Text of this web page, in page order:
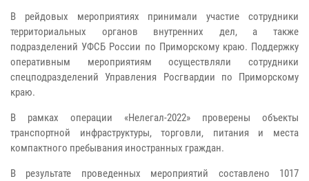
В рейдовых мероприятиях принимали участие сотрудники
территориальных органов внутренних дел, а также
подразделений УФСБ России по Приморскому краю. Поддержку
оперативным мероприятиям осуществляли сотрудники
спецподразделений Управления Росгвардии по Приморскому
краю.
В рамках операции «Нелегал-2022» проверены объекты
транспортной инфраструктуры, торговли, питания и места
компактного пребывания иностранных граждан.
В результате проведенных мероприятий составлено 1017